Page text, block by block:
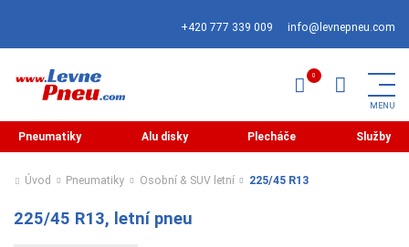
+420 777 339 009 info@levnepneu.com
Pneumatiky Alu disky Plecháče Služby
Úvod Pneumatiky Osobní & SUV letní 225/45 R13
225/45 R13, letní pneu